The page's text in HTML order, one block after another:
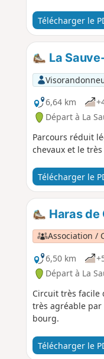
Télécharger le
La
6,64 km
Départ à La
Parcours réduit
chevaux et le
Télécharger le
Haras de
Association /
6,50 km
Départ à La
Circuit très facile
très agréable par
bourg.
Télécharger le